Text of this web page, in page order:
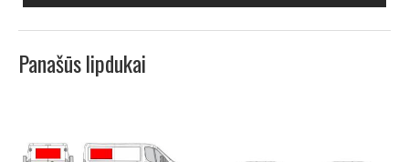
Panašūs lipdukai